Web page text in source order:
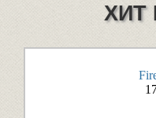
ХИТ